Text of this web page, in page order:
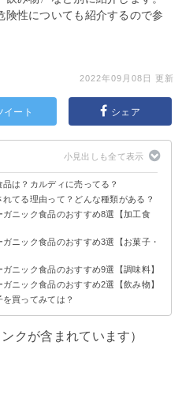
性についても紹介するので参
2022年09月08日 更新
イート シェア
は？カルディに売ってる？
てる理由って？どんな種類がある？
ニック食品のおすすめ8選【加工食
ローロ｜フレスキサポーリ
キッチン
プロイ
国キッチン
ディム｜エルサンク・ジャポン
ニック食品のおすすめ3選【お菓子・
ルディ
ニック食品のおすすめ9選【調味料】
オ
コートオーガニック
スマッカーズ
郷
ング｜カルディ
ニック食品のおすすめ2選【飲み物】
へじ
ミアムブレンド｜カルディ
買ってみては？
クが含まれています）